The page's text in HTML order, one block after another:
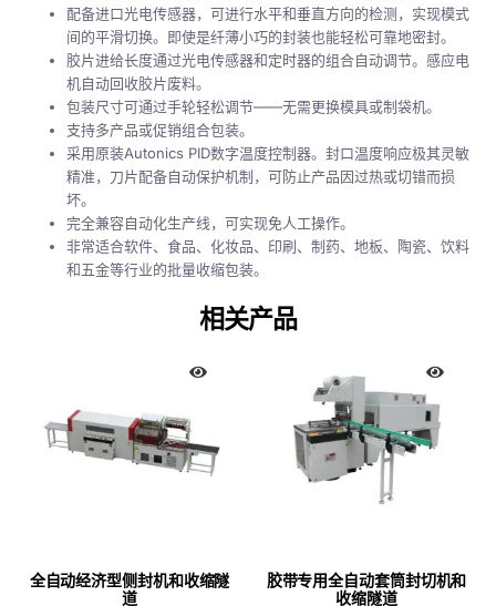
配备进口光电传感器，可进行水平和垂直方向的检测，实现模式
间的平滑切换。即使是纤薄小巧的封装也能轻松可靠地密封。
胶片进给长度通过光电传感器和定时器的组合自动调节。感应电
机自动回收胶片废料。
包装尺寸可通过手轮轻松调节——无需更换模具或制袋机。
支持多产品或促销组合包装。
采用原装Autonics PID数字温度控制器。封口温度响应极其灵敏
精准，刀片配备自动保护机制，可防止产品因过热或切错而损
坏。
完全兼容自动化生产线，可实现免人工操作。
非常适合软件、食品、化妆品、印刷、制药、地板、陶瓷、饮料
和五金等行业的批量收缩包装。
相关产品
全自动经济型侧封机和收缩隧
道
胶带专用全自动套筒封切机和
收缩隧道